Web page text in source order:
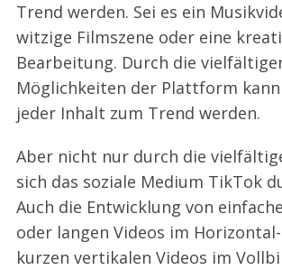
Trend werden. Sei es ein
witzige Filmszene oder eine
Bearbeitung. Durch die
Möglichkeiten der Plattform
jeder Inhalt zum Trend werden.
Aber nicht nur durch die
sich das soziale Medium TikTok
Auch die Entwicklung von
oder langen Videos im
kurzen vertikalen Videos im
a
c
h
f
o
: